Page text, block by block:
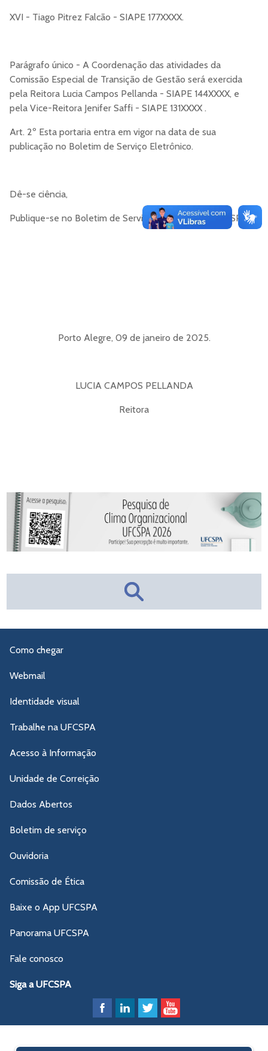
XVI - Tiago Pitrez Falcão - SIAPE 177XXXX.
Parágrafo único - A Coordenação das atividades da
Comissão Especial de Transição de Gestão será exercida
pela Reitora Lucia Campos Pellanda - SIAPE 144XXXX, e
pela Vice-Reitora Jenifer Saffi - SIAPE 131XXXX .
Art. 2º Esta portaria entra em vigor na data de sua
publicação no Boletim de Serviço Eletrônico.
Dê-se ciência,
Publique-se no Boletim de Serviço Eletrônico da UFCSPA.
Porto Alegre, 09 de janeiro de 2025.
LUCIA CAMPOS PELLANDA
Reitora
Como chegar
Webmail
Identidade visual
Trabalhe na UFCSPA
Acesso à Informação
Unidade de Correição
Dados Abertos
Boletim de serviço
Ouvidoria
Comissão de Ética
Baixe o App UFCSPA
Panorama UFCSPA
Fale conosco
Siga a UFCSPA